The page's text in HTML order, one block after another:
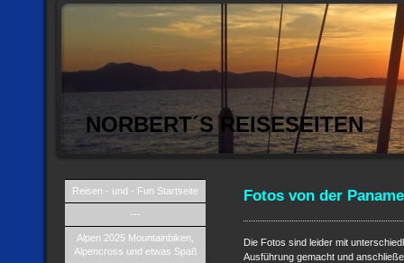
NORBERT´S REISESEITEN
Reisen - und - Fun Startseite
---
Alpen 2025 Mountainbiken,
Alpencross und etwas Spaß
Fotos von der
Die Fotos sind leider mit
Ausführung gemacht und